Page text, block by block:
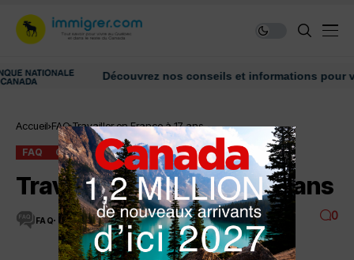
Découvrez nos conseils et informations pour
Accueil FAQ Travailler en France à 17 ans
FAQ QUÉBÉCOIS EN FRANCE
Travailler en France à 17 ans
FAQ 3 MINUTES DE LECTURE 3.5K VUES 0